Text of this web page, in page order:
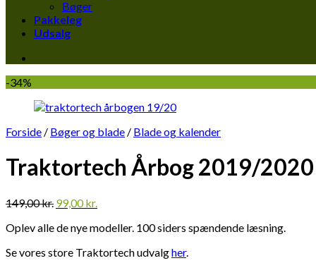
Bøger
Pakkeleg
Udsalg
-34%
Forside / Bøger og blade / Blade og kalender
Traktortech Årbog 2019/2020
149,00kr. Den
pris
149,00 kr..
99,00kr.
pris
99,00 kr..
Oplev alle de nye modeller. 100 siders spændende læsning.
Se vores store Traktortech udvalgher.